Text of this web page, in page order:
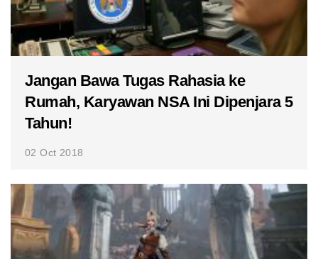
Jangan Bawa Tugas Rahasia ke
Rumah, Karyawan NSA Ini Dipenjara 5
Tahun!
02 Oct 2018